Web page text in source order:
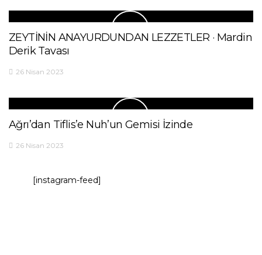
ZEYTİNİN ANAYURDUNDAN LEZZETLER · Mardin
Derik Tavası
26 Nisan 2023
Ağrı’dan Tiflis’e Nuh’un Gemisi İzinde
26 Nisan 2023
[instagram-feed]